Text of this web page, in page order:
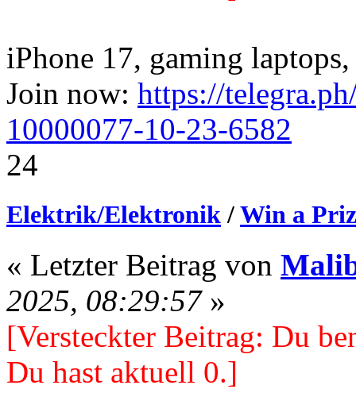
iPhone 17, gaming
Join now: https://
10000077-10-23-6582
24
Elektrik/Elektronik /Win a
« Letzter Beitrag von
2025, 08:29:57»
[Versteckter Beitrag: Du
Du hast aktuell 0.]